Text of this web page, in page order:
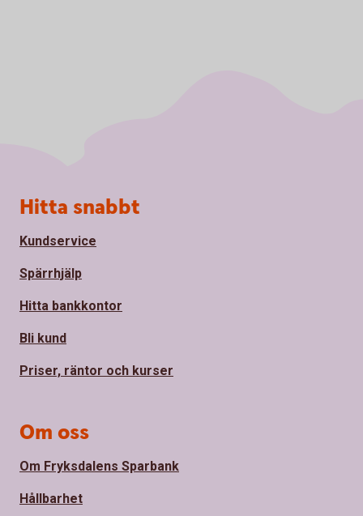
Sidfot
Hitta snabbt
Kundservice
Spärrhjälp
Hitta bankkontor
Bli kund
Priser, räntor och kurser
Om oss
Om Fryksdalens Sparbank
Hållbarhet